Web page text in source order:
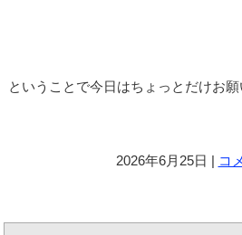
ということで今日はちょっとだけお願
2026年6月25日 | コ